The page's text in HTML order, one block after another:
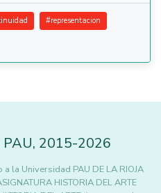
#representacion
, 2015-2026
la Universidad PAU DE LA RIOJA
HISTORIA DEL ARTE